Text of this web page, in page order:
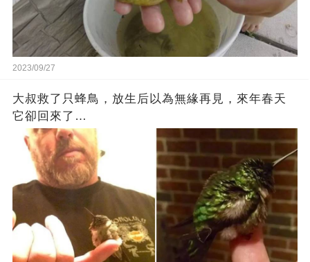
2023/09/27
大叔救了只蜂鳥，放生后以為無緣再見，來年春天
它卻回來了…